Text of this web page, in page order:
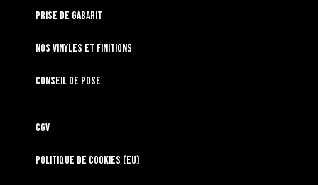
Prise de gabarit
Nos vinyles et finitions
Conseil de pose
CGV
Politique de cookies (EU)